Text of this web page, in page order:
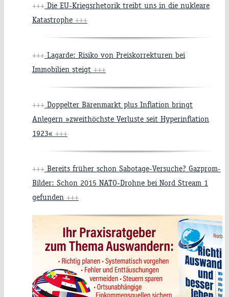
+++ Die EU-Kriegsrhetorik treibt uns in die nukleare
Katastrophe +++
+++ Lagarde: Risiko von Preiskorrekturen bei
Immobilien steigt +++
+++ Doppelter Bärenmarkt plus Inflation bringt
Anlegern »zweithöchste Verluste seit Hyperinflation
1923« +++
+++ Bereits früher schon Sabotage-Versuche? Gazprom-
Bilder: Schon 2015 NATO-Drohne bei Nord Stream 1
gefunden +++